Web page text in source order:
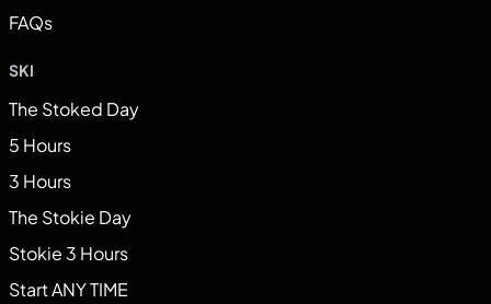
FAQs
SKI
The Stoked Day
5 Hours
3 Hours
The Stokie Day
Stokie 3 Hours
Start ANY TIME